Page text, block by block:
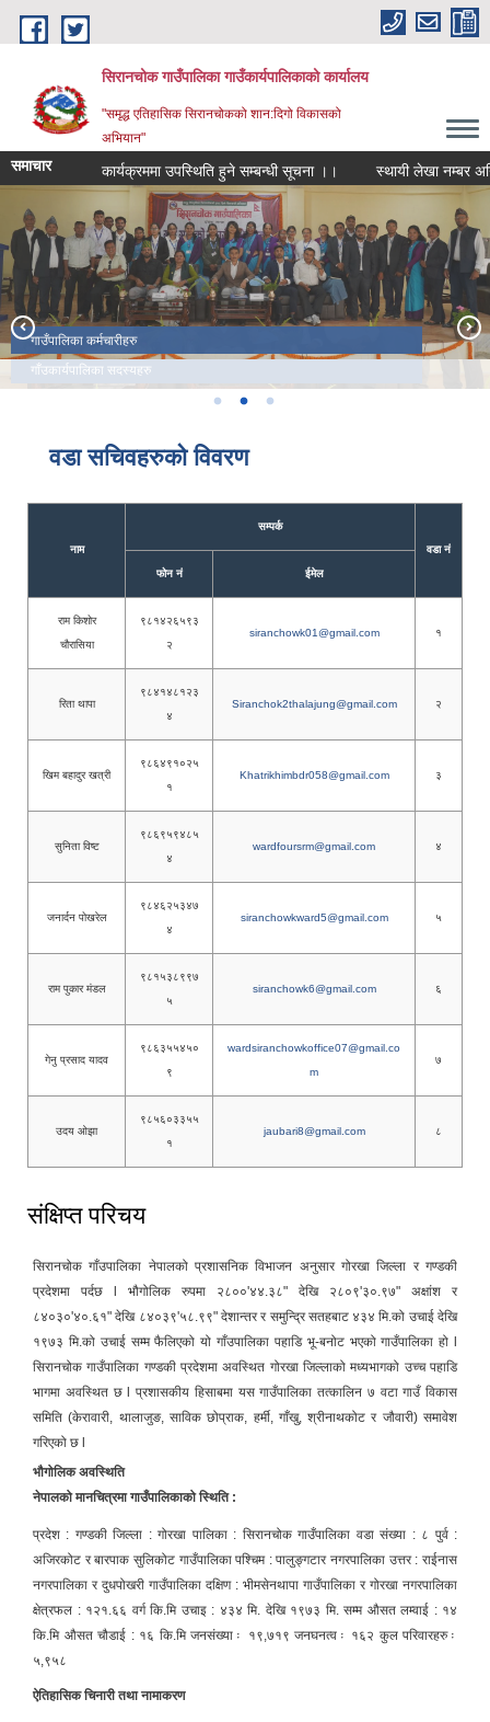
Skip to main content
सिरानचोक गाउँपालिका गाउँकार्यपालिकाको कार्यालय
"समृद्ध एतिहासिक सिरानचोकको शान:दिगो विकासको
अभियान"
समाचार कार्यक्रममा उपस्थिति हुने सम्बन्धी सूचना ।। स्थायी लेखा नम्बर अनिवार्य
गाँउकार्यपालिका सदस्यहरु
गाउँपालिका कर्मचारीहरु
श्रीनाथ मण्डली
वडा सचिवहरुको विवरण
नाम
सम्पर्क
वडा नं
फोन नं
ईमेल
राम किशोर
चौरासिया
९८१४२६५९३
२
siranchowk01@gmail.com १
रिता थापा
९८४१४८१२३
४
Siranchok2thalajung@gmail.com २
खिम बहादुर खत्री
९८६४९१०२५
१
Khatrikhimbdr058@gmail.com ३
सुनिता विष्ट
९८६९५९४८५
४
wardfoursrm@gmail.com ४
जनार्दन पोखरेल
९८४६२५३४७
४
siranchowkward5@gmail.com ५
राम पुकार मंडल
९८१५३८९९७
५
siranchowk6@gmail.com ६
गेनु प्रसाद यादव
९८६३५५४५०
९
wardsiranchowkoffice07@gmail.co
m
७
उदय ओझा
९८५६०३३५५
१
jaubari8@gmail.com ८
संक्षिप्त परिचय
सिरानचोक गाँउपालिका नेपालको प्रशासनिक विभाजन अनुसार गोरखा जिल्ला र गण्डकी
प्रदेशमा पर्दछ l भौगोलिक रुपमा २८००'४४.३८" देखि २८०९'३०.९७" अक्षांश र
८४०३०'४०.६१" देखि ८४०३९'५८.९९" देशान्तर र समुन्द्रि सतहबाट ४३४ मि.को उचाई देखि
१९७३ मि.को उचाई सम्म फैलिएको यो गाँउपालिका पहाडि भू-बनोट भएको गाउँपालिका हो l
सिरानचोक गाउँपालिका गण्डकी प्रदेशमा अवस्थित गोरखा जिल्लाको मध्यभागको उच्च पहाडि
भागमा अवस्थित छ l प्रशासकीय हिसाबमा यस गाउँपालिका तत्कालिन ७ वटा गाउँ विकास
समिति (केरावारी, थालाजुङ, साविक छोप्राक, हर्मी, गाँखु, श्रीनाथकोट र जौवारी) समावेश
गरिएको छ l
भौगोलिक अवस्थिति
नेपालको मानचित्रमा गाउँपालिकाको स्थिति :
प्रदेश : गण्डकी जिल्ला : गोरखा पालिका : सिरानचोक गाउँपालिका वडा संख्या : ८ पुर्व :
अजिरकोट र बारपाक सुलिकोट गाउँपालिका पश्चिम : पालुङ्गटार नगरपालिका उत्तर : राईनास
नगरपालिका र दुधपोखरी गाउँपालिका दक्षिण : भीमसेनथापा गाउँपालिका र गोरखा नगरपालिका
क्षेत्रफल : १२१.६६ वर्ग कि.मि उचाइ : ४३४ मि. देखि १९७३ मि. सम्म औसत लम्वाई : १४
कि.मि औसत चौडाई : १६ कि.मि जनसंख्या ः १९,७१९ जनघनत्व ः १६२ कुल परिवारहरु ः
५,९५८
ऐतिहासिक चिनारी तथा नामाकरण